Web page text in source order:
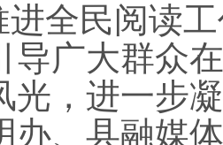
进全民阅读
导广大群众
光，进一步
办、县融媒